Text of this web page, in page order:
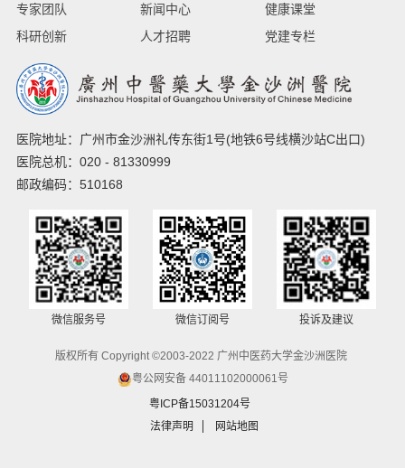
专家团队
新闻中心
健康课堂
科研创新
人才招聘 党建专栏
医院地址：广州市金沙洲礼传东街1号(地铁6号线横沙站C出口)
医院总机：020 - 81330999
邮政编码：510168
微信服务号 微信订阅号 投诉及建议
版权所有 Copyright ©2003-2022 广州中医药大学金沙洲医院
粤公网安备 44011102000061号
粤ICP备15031204号
法律声明
网站地图